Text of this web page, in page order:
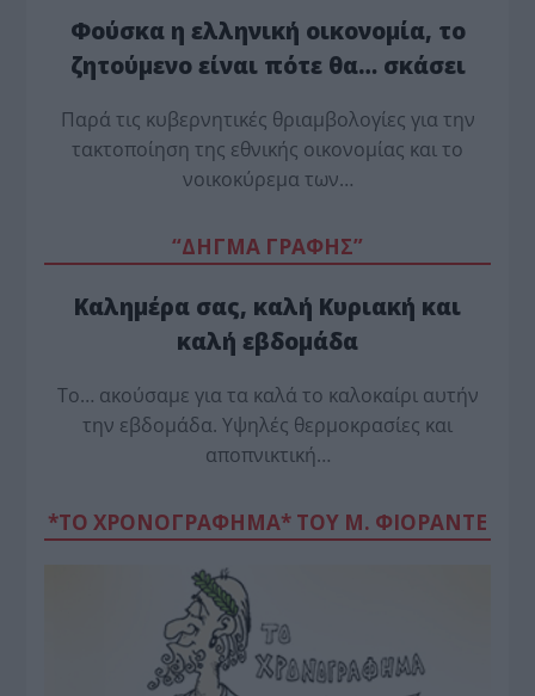
Φούσκα η ελληνική οικονομία, το
ζητούμενο είναι πότε θα… σκάσει
Παρά τις κυβερνητικές θριαμβολογίες για την
τακτοποίηση της εθνικής οικονομίας και το
νοικοκύρεμα των…
“ΔΗΓΜΑ ΓΡΑΦΗΣ”
Καλημέρα σας, καλή Κυριακή και
καλή εβδομάδα
Το… ακούσαμε για τα καλά το καλοκαίρι αυτήν
την εβδομάδα. Υψηλές θερμοκρασίες και
αποπνικτική…
*ΤΟ ΧΡΟΝΟΓΡΑΦΗΜΑ* ΤΟΥ Μ. ΦΙΟΡΆΝΤΕ